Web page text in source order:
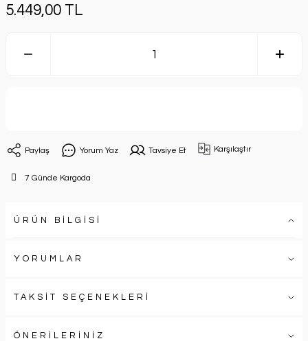
5.449,00 TL
Paylaş Yorum Yaz Tavsiye Et Karşılaştır
7 Günde Kargoda
ÜRÜN BİLGİSİ
YORUMLAR
TAKSİT SEÇENEKLERİ
ÖNERİLERİNİZ